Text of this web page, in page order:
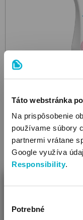
Táto webstránka
Na prispôsobenie
používame súbory
partnermi vrátane
Google využíva
Responsibility.
súhlasu
Potrebné
BOBINI BABY
Ultra Sensitive
6.66 €
Cena za 100 ml: 0,37 €